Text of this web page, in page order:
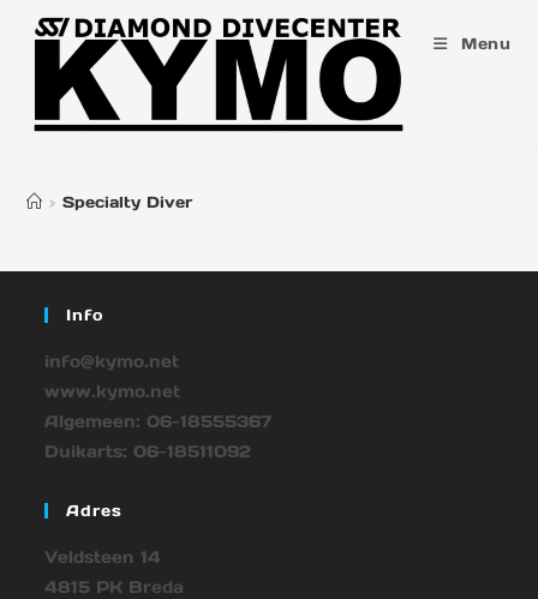
Menu
> Specialty Diver
Info
info@kymo.net
www.kymo.net
Algemeen: 06-18555367
Duikarts: 06-18511092
Adres
Veldsteen 14
4815 PK Breda